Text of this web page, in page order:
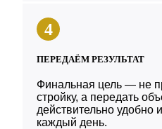
4
ПЕРЕДАЁМ РЕЗУЛЬТАТ
Финальная цель — не
стройку, а передать
действительно удобно
каждый день.